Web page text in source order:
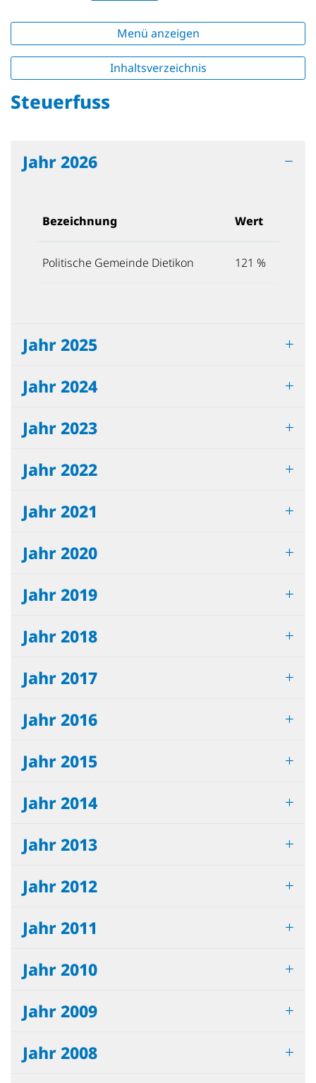
Menü anzeigen
Inhaltsverzeichnis
Steuerfuss
Jahr 2026
Bezeichnung Wert
Politische Gemeinde Dietikon 121 %
Jahr 2025
Jahr 2024
Jahr 2023
Jahr 2022
Jahr 2021
Jahr 2020
Jahr 2019
Jahr 2018
Jahr 2017
Jahr 2016
Jahr 2015
Jahr 2014
Jahr 2013
Jahr 2012
Jahr 2011
Jahr 2010
Jahr 2009
Jahr 2008